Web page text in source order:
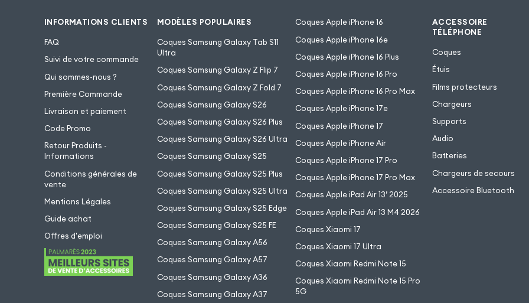
INFORMATIONS CLIENTS
FAQ
Suivi de votre commande
Qui sommes-nous ?
Première Commande
Livraison et paiement
Code Promo
Retour Produits -
Informations
Conditions générales de
vente
Mentions Légales
Guide achat
Offres d'emploi
MODÈLES POPULAIRES
Coques Samsung Galaxy Tab S11
Ultra
Coques Samsung Galaxy Z Flip 7
Coques Samsung Galaxy Z Fold 7
Coques Samsung Galaxy S26
Coques Samsung Galaxy S26 Plus
Coques Samsung Galaxy S26 Ultra
Coques Samsung Galaxy S25
Coques Samsung Galaxy S25 Plus
Coques Samsung Galaxy S25 Ultra
Coques Samsung Galaxy S25 Edge
Coques Samsung Galaxy S25 FE
Coques Samsung Galaxy A56
Coques Samsung Galaxy A57
Coques Samsung Galaxy A36
Coques Samsung Galaxy A37
Coques Apple iPhone 16
Coques Apple iPhone 16e
Coques Apple iPhone 16 Plus
Coques Apple iPhone 16 Pro
Coques Apple iPhone 16 Pro Max
Coques Apple iPhone 17e
Coques Apple iPhone 17
Coques Apple iPhone Air
Coques Apple iPhone 17 Pro
Coques Apple iPhone 17 Pro Max
Coques Apple iPad Air 13’ 2025
Coques Apple iPad Air 13 M4 2026
Coques Xiaomi 17
Coques Xiaomi 17 Ultra
Coques Xiaomi Redmi Note 15
Coques Xiaomi Redmi Note 15 Pro
5G
ACCESSOIRE
TÉLÉPHONE
Coques
Étuis
Films protecteurs
Chargeurs
Supports
Audio
Batteries
Chargeurs de secours
Accessoire Bluetooth